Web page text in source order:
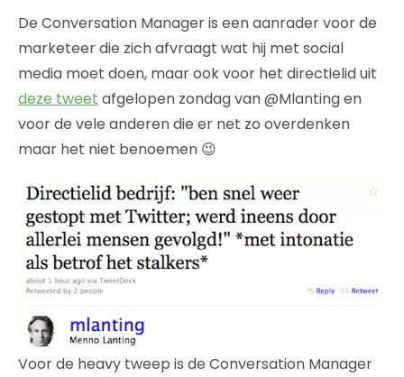
De Conversation Manager is een aanrader voor de
marketeer die zich afvraagt wat hij met social
media moet doen, maar ook voor het directielid uit
deze tweet afgelopen zondag van @Mlanting en
voor de vele anderen die er net zo overdenken
maar het niet benoemen 😉
Voor de heavy tweep is de Conversation Manager